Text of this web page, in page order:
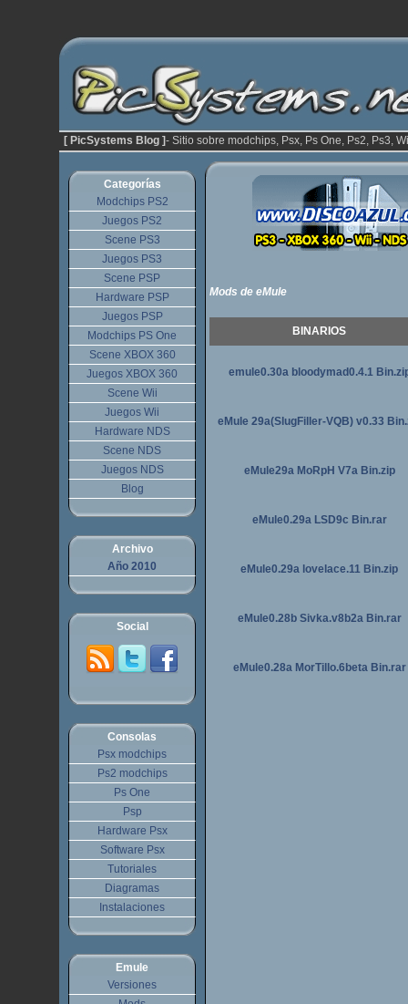
[ PicSystems Blog ]- Sitio sobre modchips, Psx, Ps One, Ps2, Ps3,
Categorías
Modchips PS2
Juegos PS2
Scene PS3
Juegos PS3
Scene PSP
Hardware PSP
Juegos PSP
Modchips PS One
Scene XBOX 360
Juegos XBOX 360
Scene Wii
Juegos Wii
Hardware NDS
Scene NDS
Juegos NDS
Blog
Archivo
Año 2010
Social
Consolas
Psx modchips
Ps2 modchips
Ps One
Psp
Hardware Psx
Software Psx
Tutoriales
Diagramas
Instalaciones
Emule
Versiones
Mods de eMule
BINARIOS
emule0.30a bloodymad0.4.1
eMule 29a(SlugFiller-VQB) v0.33
eMule29a MoRpH V7a Bin.zip
eMule0.29a LSD9c Bin.rar
eMule0.29a lovelace.11 Bin.zip
eMule0.28b Sivka.v8b2a Bin.rar
eMule0.28a MorTillo.6beta Bin.rar